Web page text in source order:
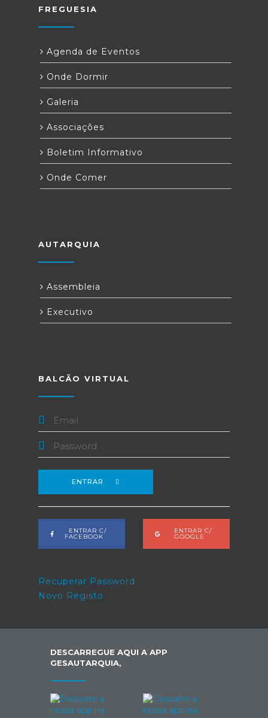
FREGUESIA
Agenda de Eventos
Onde Dormir
Galeria
Associações
Boletim Informativo
Onde Comer
AUTARQUIA
Assembleia
Executivo
BALCÃO VIRTUAL
ENTRAR
ENTRAR C/
FACEBOOK
ENTRAR C/
GOOGLE
Recuperar Password
Novo Registo
DESCARREGUE AQUI A APP
GESAUTARQUIA,